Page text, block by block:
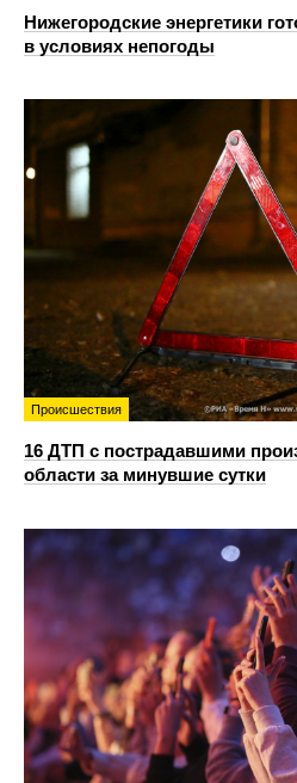
Нижегородские энергетики
в условиях непогоды
Происшествия
16 ДТП с пострадавшими
области за минувшие сутки